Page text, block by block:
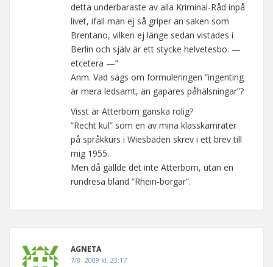
detta underbaraste av alla Kriminal-Råd inpå
livet, ifall man ej så griper an saken som
Brentano, vilken ej länge sedan vistades i
Berlin och själv är ett stycke helvetesbo. —
etcetera —”
Anm. Vad sägs om formuleringen ”ingenting
är mera ledsamt, än gapares påhälsningar”?
Visst är Atterbom ganska rolig?
”Recht kul” som en av mina klasskamrater
på språkkurs i Wiesbaden skrev i ett brev till
mig 1955.
Men då gällde det inte Atterbom, utan en
rundresa bland ”Rhein-borgar”.
AGNETA
7/8 -2009 kl. 23:17